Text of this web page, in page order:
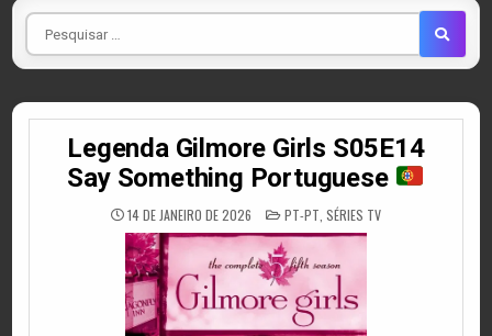
Pesquisar
por
Legenda Gilmore Girls S05E14
Say Something Portuguese
14 DE JANEIRO DE 2026 POSTED
IN
PT-PT SÉRIES TV